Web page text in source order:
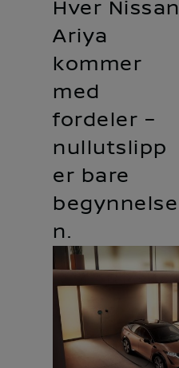
Hver Nissan
Ariya
kommer
med
fordeler –
nullutslipp
er bare
begynnelse
n.